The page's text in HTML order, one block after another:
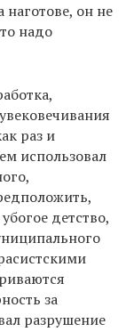
он не
надо
раз и
использовал
детство,
за
разрушение